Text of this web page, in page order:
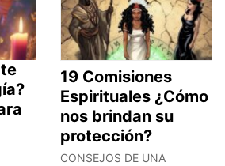
19 Comisiones
Espirituales ¿Cómo
nos brindan su
protección?
CONSEJOS DE UNA